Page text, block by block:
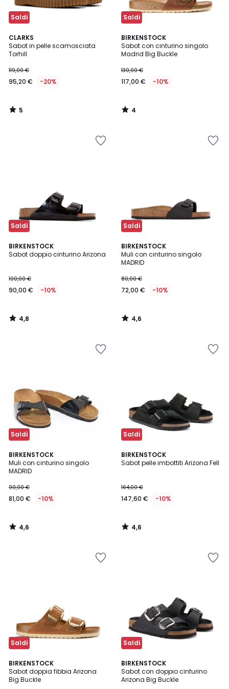
Saldi
CLARKS
Sabot in pelle scamosciata
Torhill
119,00 €
95,20 € -20%
5
/
5
5
/
Saldi
BIRKENSTOCK
Sabot con cinturino singolo
Madrid Big Buckle
130,00 €
117,00 € -10%
4
/
5
4
/
Saldi
BIRKENSTOCK
Sabot doppio cinturino Arizona
100,00 €
90,00 € -10%
4,8
/ 5
4,8
/
Saldi
BIRKENSTOCK
Muli con cinturino singolo
MADRID
80,00 €
72,00 € -10%
4,6
/ 5
4,6
/
Saldi
BIRKENSTOCK
Muli con cinturino singolo
MADRID
90,00 €
81,00 € -10%
4,6
/ 5
4,6
/
Saldi
BIRKENSTOCK
Sabot pelle imbottiti Arizona Fell
164,00 €
147,60 € -10%
4,6
/ 5
4,6
/
Saldi
BIRKENSTOCK
Sabot doppia fibbia Arizona
Big Buckle
3,8
/ 5
Saldi
BIRKENSTOCK
Sabot con doppio cinturino
Arizona Big Buckle
4
/
5